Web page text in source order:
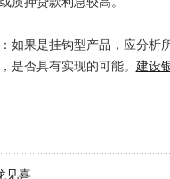
果是挂钩型产品，应分析
是否具有实现的可能。 建设
见喜